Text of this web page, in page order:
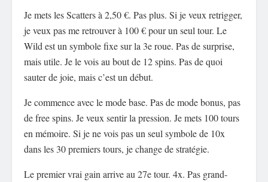
Je mets les Scatters à 2,50 €. Pas plus. Si je veux retrigger,
je veux pas me retrouver à 100 € pour un seul tour. Le
Wild est un symbole fixe sur la 3e roue. Pas de surprise,
mais utile. Je le vois au bout de 12 spins. Pas de quoi
sauter de joie, mais c’est un début.
Je commence avec le mode base. Pas de mode bonus, pas
de free spins. Je veux sentir la pression. Je mets 100 tours
en mémoire. Si je ne vois pas un seul symbole de 10x
dans les 30 premiers tours, je change de stratégie.
Le premier vrai gain arrive au 27e tour. 4x. Pas grand-